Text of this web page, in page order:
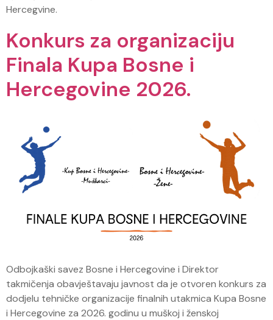
Hercegvine.
Konkurs za organizaciju
Finala Kupa Bosne i
Hercegovine 2026.
Odbojkaški savez Bosne i Hercegovine i Direktor
takmičenja obavještavaju javnost da je otvoren konkurs za
dodjelu tehničke organizacije finalnih utakmica Kupa Bosne
i Hercegovine za 2026. godinu u muškoj i ženskoj